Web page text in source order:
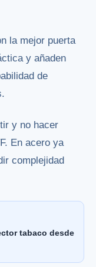
la mejor puerta
y añaden
de
y no hacer
En acero ya
complejidad
tabaco desde